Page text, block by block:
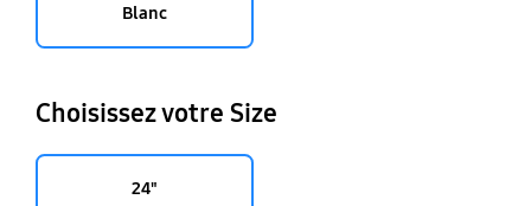
Blanc
Choisissez votre Size
24"